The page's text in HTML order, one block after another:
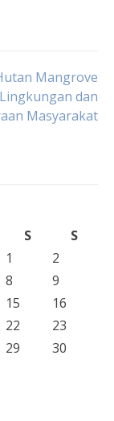
Mangrove
dan
Masyarakat
S
S
1
2
8
9
15
16
22
23
29
30